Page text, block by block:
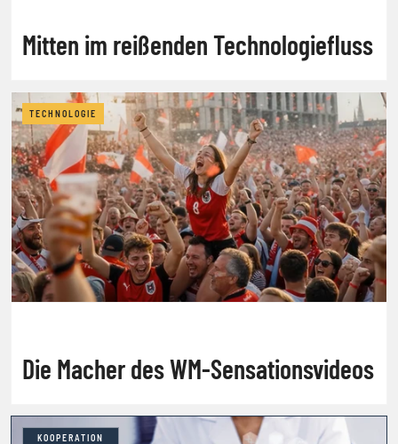
Mitten im reißenden Technologiefluss
TECHNOLOGIE
Die Macher des WM-Sensationsvideos
KOOPERATION